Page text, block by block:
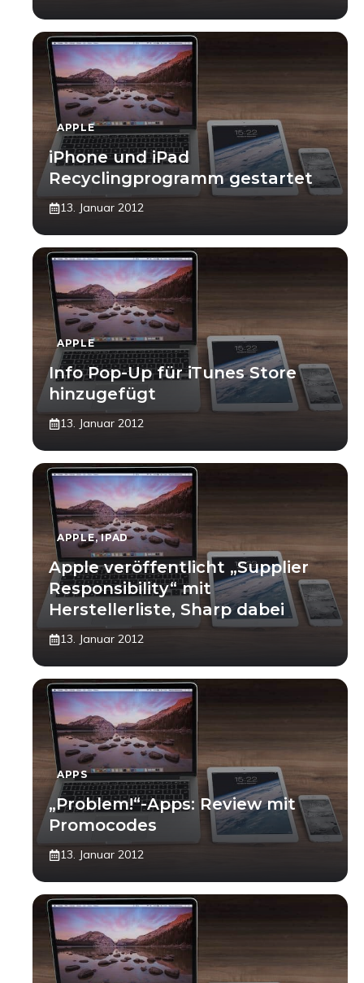
APPLE
iPhone und iPad
Recyclingprogramm gestartet
13. Januar 2012
APPLE
Info Pop-Up für iTunes Store
hinzugefügt
13. Januar 2012
APPLE,IPAD
Apple veröffentlicht „Supplier
Responsibility“ mit
Herstellerliste, Sharp dabei
13. Januar 2012
APPS
„Problem!“-Apps: Review mit
Promocodes
13. Januar 2012